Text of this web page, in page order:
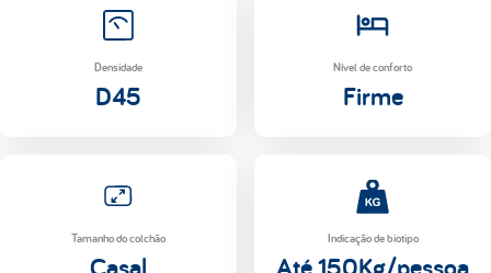
Densidade
D45
Nível de conforto
Firme
Tamanho do colchão Indicação de biotipo